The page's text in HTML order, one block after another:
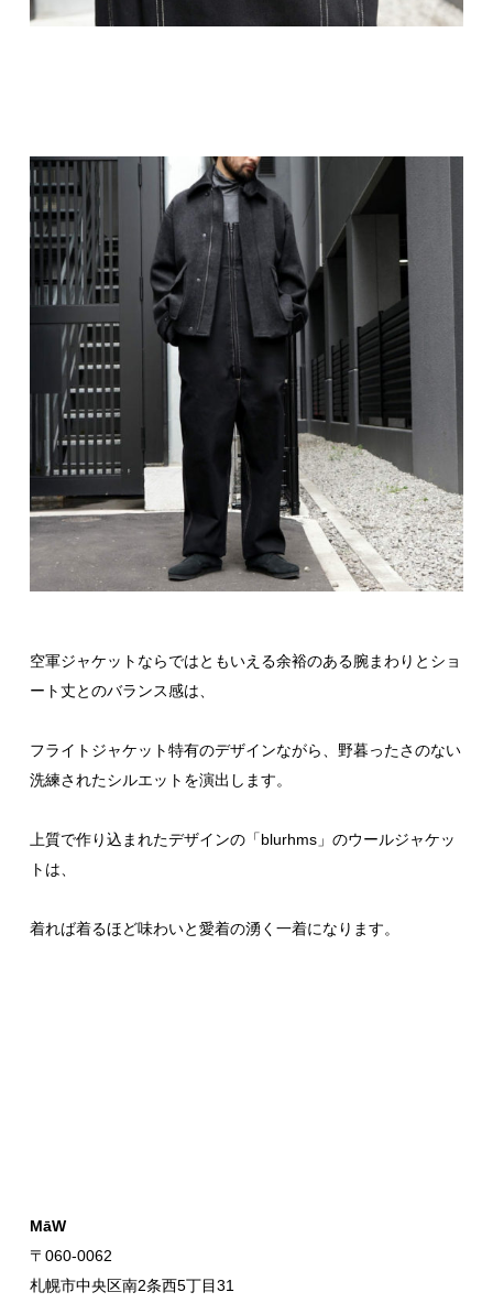
空軍ジャケットならではともいえる余裕のある腕まわりとショ
ート丈とのバランス感は、
フライトジャケット特有のデザインながら、野暮ったさのない
洗練されたシルエットを演出します。
上質で作り込まれたデザインの「blurhms」のウールジャケッ
トは、
着れば着るほど味わいと愛着の湧く一着になります。
MāW
〒060-0062
札幌市中央区南2条西5丁目31